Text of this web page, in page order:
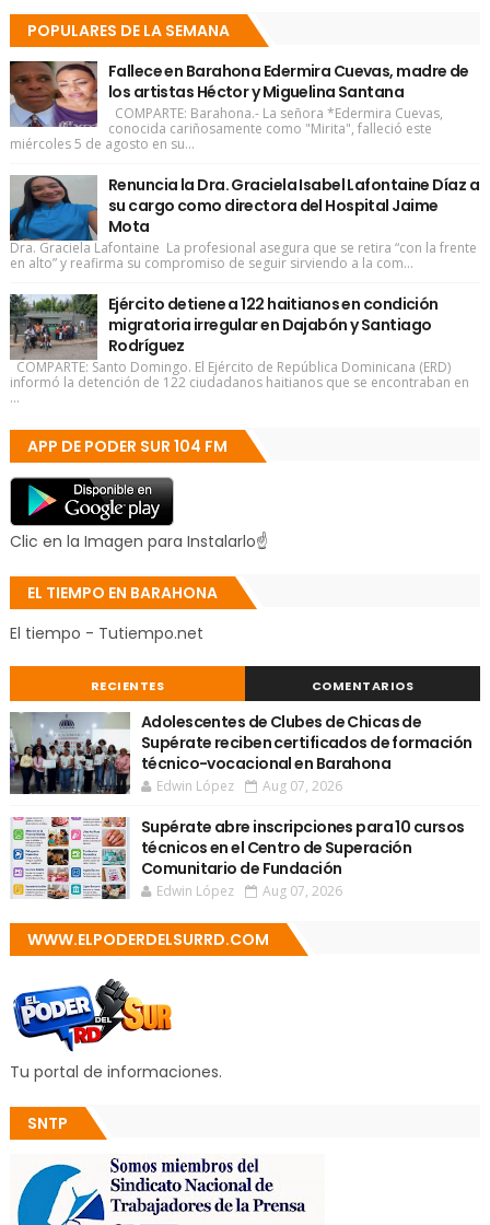
POPULARES DE LA SEMANA
Fallece en Barahona Edermira Cuevas, madre de
los artistas Héctor y Miguelina Santana
COMPARTE: Barahona.- La señora *Edermira Cuevas,
conocida cariñosamente como "Mirita", falleció este
miércoles 5 de agosto en su...
Renuncia la Dra. Graciela Isabel Lafontaine Díaz a
su cargo como directora del Hospital Jaime
Mota
Dra. Graciela Lafontaine La profesional asegura que se retira “con la frente
en alto” y reafirma su compromiso de seguir sirviendo a la com...
Ejército detiene a 122 haitianos en condición
migratoria irregular en Dajabón y Santiago
Rodríguez
COMPARTE: Santo Domingo. El Ejército de República Dominicana (ERD)
informó la detención de 122 ciudadanos haitianos que se encontraban en
...
APP DE PODER SUR 104 FM
Clic en la Imagen para Instalarlo☝
EL TIEMPO EN BARAHONA
El tiempo - Tutiempo.net
RECIENTES COMENTARIOS
Adolescentes de Clubes de Chicas de
Supérate reciben certificados de formación
técnico-vocacional en Barahona
Edwin López Aug 07, 2026
Supérate abre inscripciones para 10 cursos
técnicos en el Centro de Superación
Comunitario de Fundación
Edwin López Aug 07, 2026
WWW.ELPODERDELSURRD.COM
Tu portal de informaciones.
SNTP